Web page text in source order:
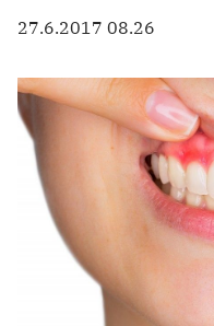
27.6.2017 08.26